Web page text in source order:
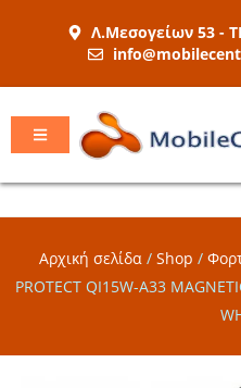
Λ.Μεσογείων 53 -
Αρχική σελίδα / Shop /
PROTECT QI15W-A33